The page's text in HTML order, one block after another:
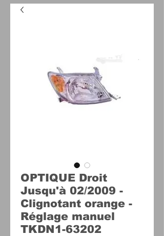
OPTIQUE Droit
Jusqu'à 02/2009 -
Clignotant orange -
Réglage manuel
TKDN1-63202